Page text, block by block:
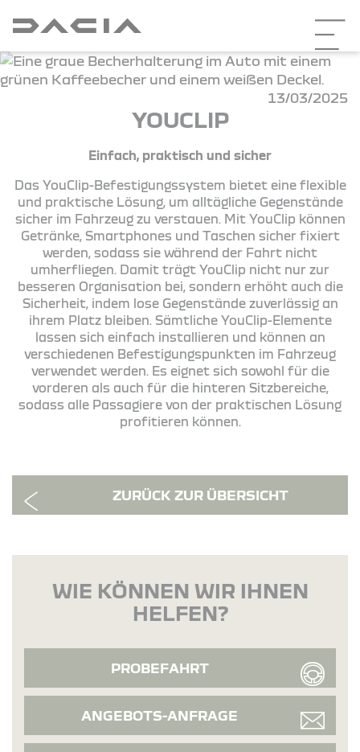
13/03/2025
YOUCLIP
Einfach, praktisch und sicher
Das YouClip-Befestigungssystem bietet eine flexible
und praktische Lösung, um alltägliche Gegenstände
sicher im Fahrzeug zu verstauen. Mit YouClip können
Getränke, Smartphones und Taschen sicher fixiert
werden, sodass sie während der Fahrt nicht
umherfliegen. Damit trägt YouClip nicht nur zur
besseren Organisation bei, sondern erhöht auch die
Sicherheit, indem lose Gegenstände zuverlässig an
ihrem Platz bleiben. Sämtliche YouClip-Elemente
lassen sich einfach installieren und können an
verschiedenen Befestigungspunkten im Fahrzeug
verwendet werden. Es eignet sich sowohl für die
vorderen als auch für die hinteren Sitzbereiche,
sodass alle Passagiere von der praktischen Lösung
profitieren können.
ZURÜCK ZUR ÜBERSICHT
WIE KÖNNEN WIR IHNEN
HELFEN?
PROBEFAHRT
ANGEBOTS-ANFRAGE